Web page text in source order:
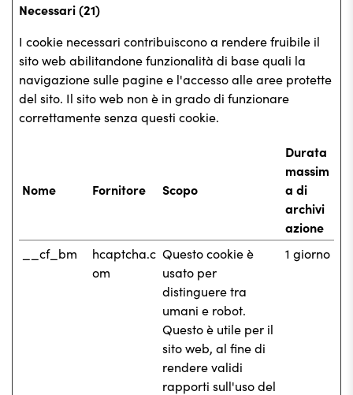
Necessari (21)
I cookie necessari contribuiscono a rendere fruibile il
sito web abilitandone funzionalità di base quali la
navigazione sulle pagine e l'accesso alle aree protette
del sito. Il sito web non è in grado di funzionare
correttamente senza questi cookie.
Nome Fornitore Scopo
Durata
massim
a di
archivi
azione
__cf_bm
hcaptcha.c
om
Questo cookie è
usato per
distinguere tra
umani e robot.
Questo è utile per il
sito web, al fine di
rendere validi
rapporti sull'uso del
1 giorno